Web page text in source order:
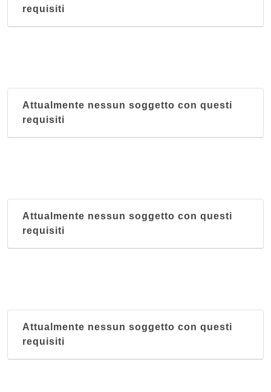
requisiti
Attualmente nessun soggetto con questi
requisiti
Attualmente nessun soggetto con questi
requisiti
Attualmente nessun soggetto con questi
requisiti